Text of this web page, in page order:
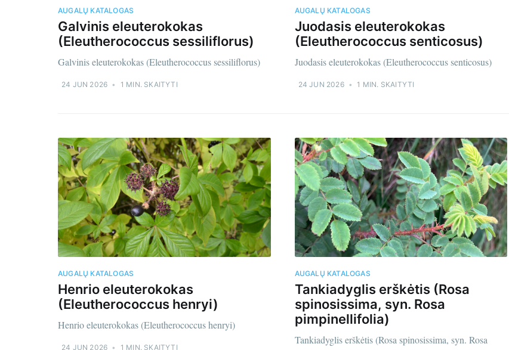
AUGALŲ KATALOGAS
Galvinis eleuterokokas
(Eleutherococcus sessiliflorus)
Galvinis eleuterokokas (Eleutherococcus sessiliflorus)
24 JUN 2026 • 1 MIN. SKAITYTI
AUGALŲ KATALOGAS
Juodasis eleuterokokas
(Eleutherococcus senticosus)
Juodasis eleuterokokas (Eleutherococcus senticosus)
24 JUN 2026 • 1 MIN. SKAITYTI
AUGALŲ KATALOGAS
Henrio eleuterokokas
(Eleutherococcus henryi)
Henrio eleuterokokas (Eleutherococcus henryi)
24 JUN 2026 • 1 MIN. SKAITYTI
AUGALŲ KATALOGAS
Tankiadyglis erškėtis (Rosa
spinosissima, syn. Rosa
pimpinellifolia)
Tankiadyglis erškėtis (Rosa spinosissima, syn. Rosa
Naujienos jūsų pašte -